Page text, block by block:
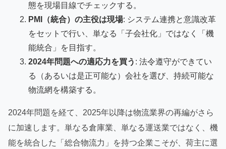
態を現場目線でチェックする。
PMI（統合）の主役は現場: システム連携と意識改革
をセットで行い、単なる「子会社化」ではなく「機
能統合」を目指す。
2024年問題への適応力を買う : 法令遵守ができてい
る（あるいは是正可能な）会社を選び、持続可能な
物流網を構築する。
2024年問題を経て、2025年以降は物流業界の再編がさら
に加速します。単なる倉庫業、単なる運送業ではなく、機
能を統合した「総合物流力」を持つ企業こそが、荷主に選